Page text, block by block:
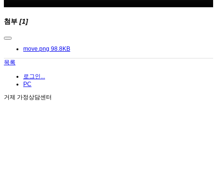
첨부 [1]
move.png 98.8KB
목록
로그인...
PC
거제 가정상담센터